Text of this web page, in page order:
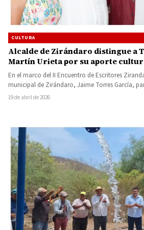
CULTURA
Alcalde de Zirándaro distingue a
Martín Urieta por su aporte
En el marco del II Encuentro de Escritores
municipal de Zirándaro, Jaime Torres García,
19 de abril de 2026